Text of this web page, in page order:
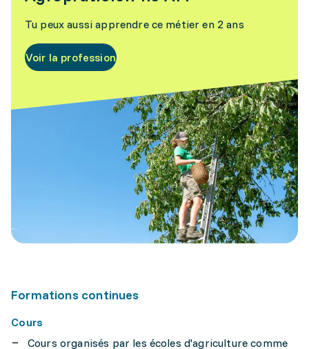
Tu peux aussi apprendre ce métier en 2 ans
Voir la profession
Formations continues
Cours
Cours organisés par les écoles d'agriculture comme